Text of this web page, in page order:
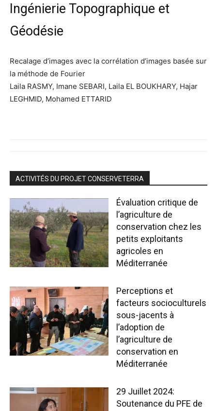
Ingénierie Topographique et
Géodésie
Recalage d’images avec la corrélation d’images basée sur
la méthode de Fourier
Laila RASMY, Imane SEBARI, Laila EL BOUKHARY, Hajar
LEGHMID, Mohamed ETTARID
ACTIVITÉS DU PROJET CONSERVETERRA
Évaluation critique de
l’agriculture de
conservation chez les
petits exploitants
agricoles en
Méditerranée
Perceptions et
facteurs socioculturels
sous-jacents à
l’adoption de
l’agriculture de
conservation en
Méditerranée
29 Juillet 2024:
Soutenance du PFE de